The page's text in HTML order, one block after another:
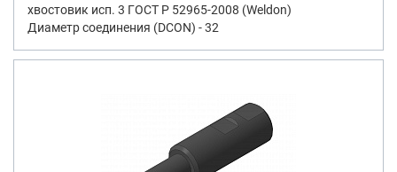
хвостовик исп. 3 ГОСТ Р 52965-2008 (Weldon)
Диаметр соединения (DCON) - 32